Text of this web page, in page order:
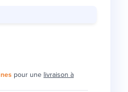
pour une livraison à